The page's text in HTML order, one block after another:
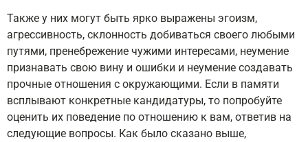
Также у них могут быть ярко выражены эгоизм,
агрессивность, склонность добиваться своего любыми
путями, пренебрежение чужими интересами, неумение
признавать свою вину и ошибки и неумение создавать
прочные отношения с окружающими. Если в памяти
всплывают конкретные кандидатуры, то попробуйте
оценить их поведение по отношению к вам, ответив на
следующие вопросы. Как было сказано выше,